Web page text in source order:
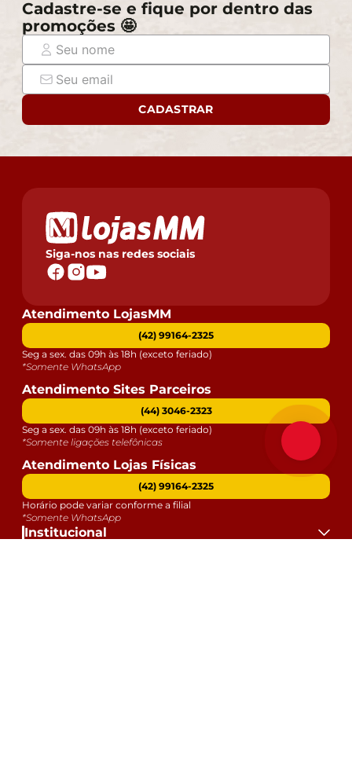
Cadastre-se e fique por dentro das
promoções 🤩
CADASTRAR
Siga-nos nas redes sociais
Institucional
Atendimento LojasMM
(42) 99164-2325
Seg a sex. das 09h às 18h (exceto feriado)
*Somente WhatsApp
Atendimento Sites Parceiros
(44) 3046-2323
Seg a sex. das 09h às 18h (exceto feriado)
*Somente ligações telefônicas
Atendimento Lojas Físicas
(42) 99164-2325
Horário pode variar conforme a filial
*Somente WhatsApp